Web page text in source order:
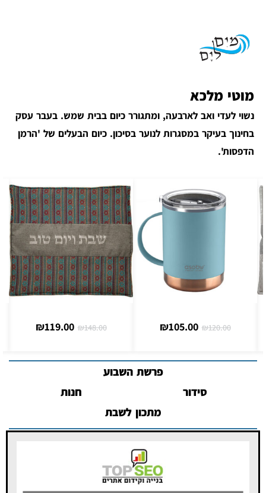
מוטי מלכא
נשוי לעדי ואב לארבעה, ומתגורר כיום בבית שמש. בעבר עסק
בחינוך בעיקר במסגרות לנוער בסיכון. כיום הבעלים של 'הרמן
הדפסות'.
₪148.00
₪119.00
₪30.00
פרשת השבוע
סידור
חנות
מתכון לשבת